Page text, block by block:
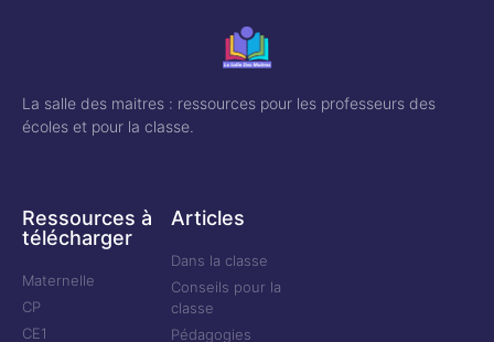
La salle des maitres : ressources pour les professeurs des
écoles et pour la classe.
Ressources à
télécharger
Maternelle
CP
CE1
Articles
Dans la classe
Conseils pour la
classe
Pédagogies